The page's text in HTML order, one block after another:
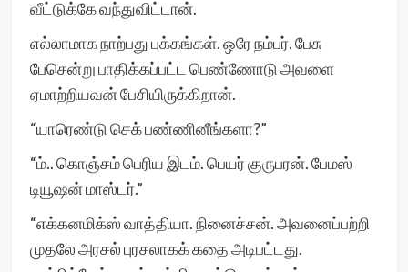
வீட்டுக்கே வந்துவிட்டான்.
எல்லாமாக நாற்பது பக்கங்கள். ஒரே நம்பர். பேசு
பேசென்று பாதிக்கப்பட்ட பெண்ணோடு அவளை
ஏமாற்றியவன் பேசியிருக்கிறான்.
“யாரெண்டு செக் பண்ணினீங்களா?”
“ம்.. கொஞ்சம் பெரிய இடம். பெயர் குருபரன். பேமஸ்
டியூஷன் மாஸ்டர்.”
“எக்கனமிக்ஸ் வாத்தியா. நினைச்சன். அவனைப்பற்றி
முதலே அரசல் புரசலாகக் கதை அடிபட்டது.